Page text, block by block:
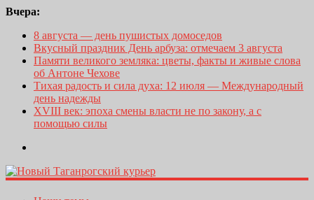
Вчера:
8 августа — день пушистых домоседов
Вкусный праздник День арбуза: отмечаем 3 августа
Памяти великого земляка: цветы, факты и живые слова
об Антоне Чехове
Тихая радость и сила духа: 12 июля — Международный
день надежды
XVIII век: эпоха смены власти не по закону, а с
помощью силы